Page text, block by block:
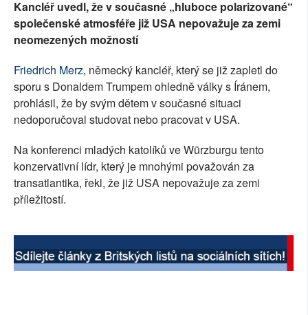
Kancléř uvedl, že v současné „hluboce polarizované“
společenské atmosféře již USA nepovažuje za zemi
neomezených možností
Friedrich Merz, německý kancléř, který se již zapletl do
sporu s Donaldem Trumpem ohledně války s Íránem,
prohlásil, že by svým dětem v současné situaci
nedoporučoval studovat nebo pracovat v USA.
Na konferenci mladých katolíků ve Würzburgu tento
konzervativní lídr, který je mnohými považován za
transatlantika, řekl, že již USA nepovažuje za zemi
příležitostí.